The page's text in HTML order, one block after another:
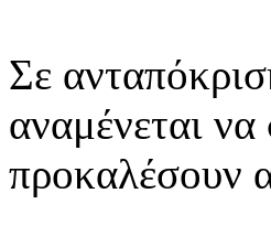
Σε
αναμένεται
προκαλέσουν